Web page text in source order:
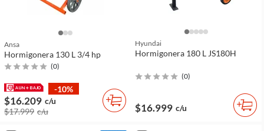
Ansa
Hormigonera 130 L 3/4 hp
(0)
-10%
$16.209 c/u
$17.999 c/u
Hyundai
Hormigonera 180 L JS180H
(0)
$16.999 c/u